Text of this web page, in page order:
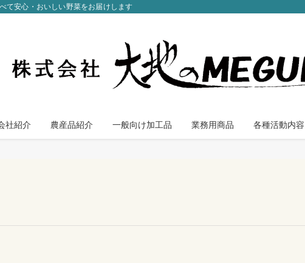
て安心・おいしい野菜をお届けします
社紹介 農産品紹介 一般向け加工品 業務用商品 各種活動内容